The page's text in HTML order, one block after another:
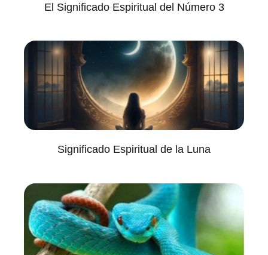
El Significado Espiritual del Número 3
Significado Espiritual de la Luna